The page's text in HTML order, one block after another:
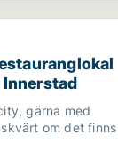
för
gärna med
om det finns